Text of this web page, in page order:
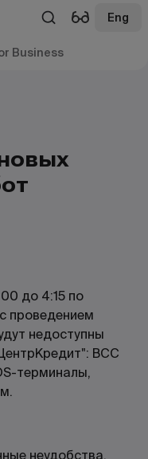
Eng
Business
до 4:15 по
проведением
недоступны
BCC
терминалы,
неудобства.